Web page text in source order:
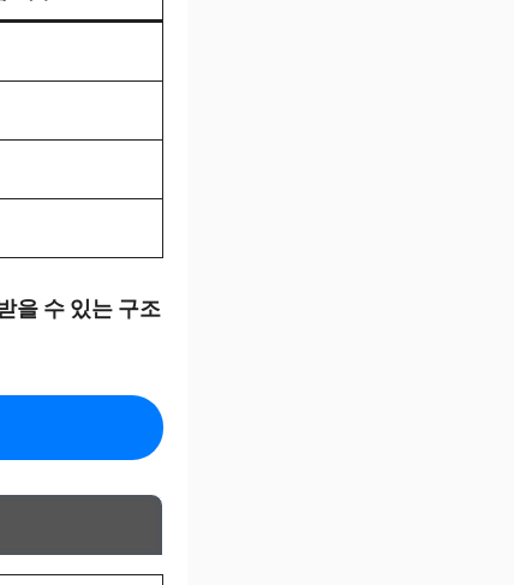
을 수 있는 구조